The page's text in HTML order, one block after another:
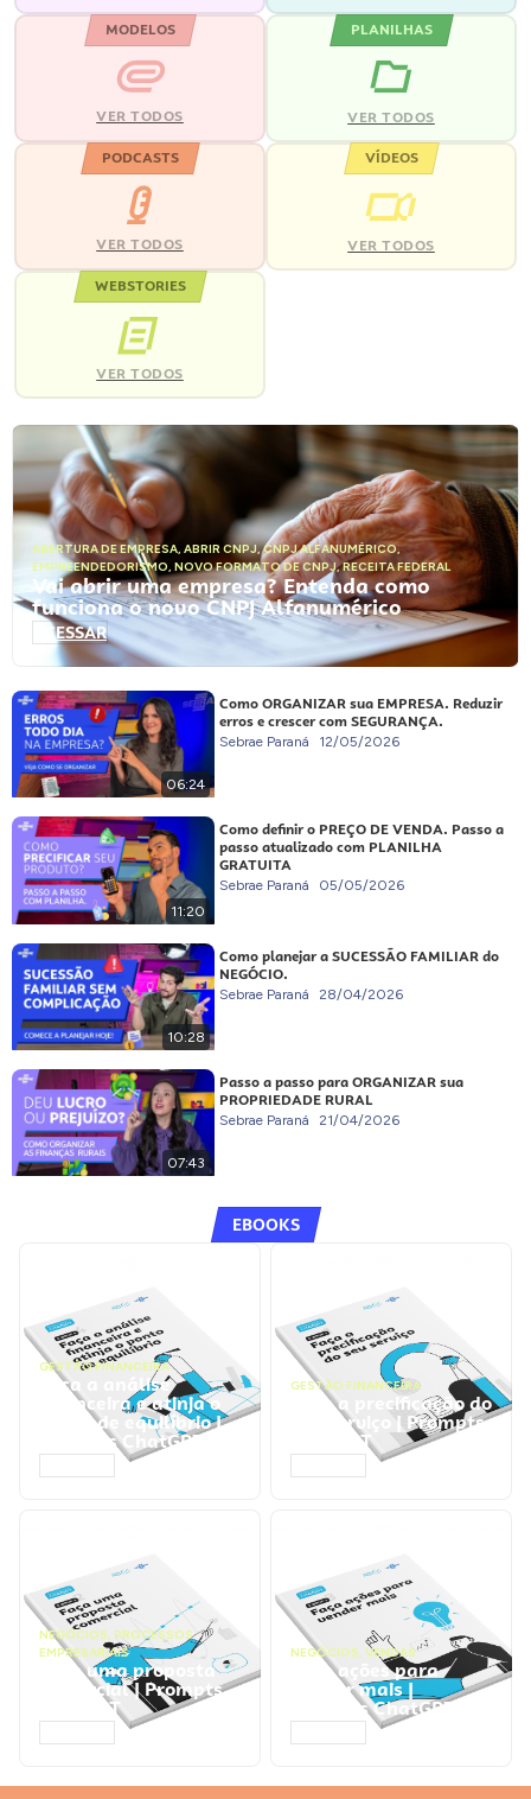
MODELOS
VER TODOS
PLANILHAS
VER TODOS
PODCASTS
VER TODOS
VÍDEOS
VER TODOS
WEBSTORIES
VER TODOS
ABERTURA DE EMPRESA, ABRIR CNPJ,CNPJ ALFANUMÉRICO,
EMPREENDEDORISMO, NOVO FORMATO DE CNPJ,RECEITA FEDERAL
Vai abrir uma empresa? Entenda como
funciona o novo CNPJ Alfanumérico
ACESSAR
06:24
Como ORGANIZAR sua EMPRESA. Reduzir
erros e crescer com SEGURANÇA.
Sebrae Paraná 12/05/2026
11:20
Como definir o PREÇO DE VENDA. Passo a
passo atualizado com PLANILHA
GRATUITA
Sebrae Paraná 05/05/2026
10:28
Como planejar a SUCESSÃO FAMILIAR do
NEGÓCIO.
Sebrae Paraná 28/04/2026
07:43
Passo a passo para ORGANIZAR sua
PROPRIEDADE RURAL
Sebrae Paraná 21/04/2026
EBOOKS
GESTÃO FINANCEIRA
Faça a análise
financeira e atinja o
ponto de equilíbrio |
Prompts ChatGPT
GESTÃO FINANCEIRA
Faça a precificação do
seu serviço | Prompts
ChatGPT
NEGÓCIOS, PROCESSOS
EMPRESARIAIS
Faça uma proposta
comercial | Prompts
ChatGPT
NEGÓCIOS, VENDAS
Faça ações para
vender mais |
Prompts ChatGPT